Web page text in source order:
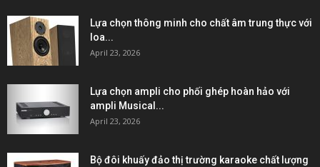
Lựa chọn thông minh cho chất âm trung thực với
loa...
April 23, 2026
Lựa chọn ampli cho phối ghép hoàn hảo với
ampli Musical...
April 23, 2026
Bộ đôi khuấy đảo thị trường karaoke chất lượng